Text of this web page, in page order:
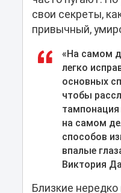
свои секреты,
привычный,
«На самом
легко
основных
чтобы
на самом
способов
впалые
Виктория
Близкие